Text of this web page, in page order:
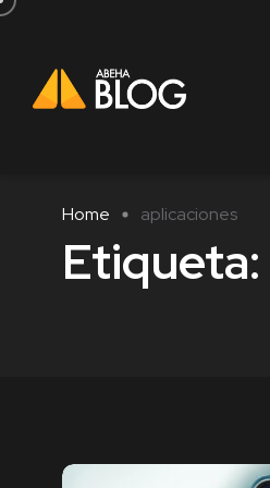
Home aplicaciones
Etiqueta: